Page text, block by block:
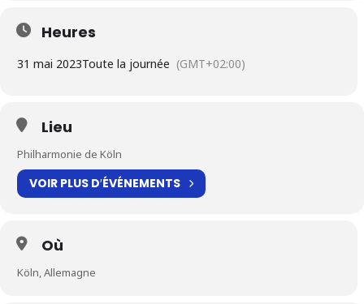
Heures
31 mai 2023Toute la journée (GMT+02:00)
Lieu
Philharmonie de Köln
VOIR PLUS D′ÉVÉNEMENTS
Où
Köln, Allemagne